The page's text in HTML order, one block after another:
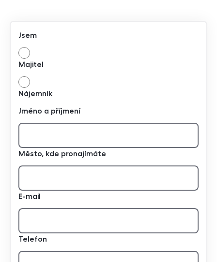
Jsem
Majitel
Nájemník
Jméno a příjmení
Město, kde pronajímáte
E-mail
Telefon